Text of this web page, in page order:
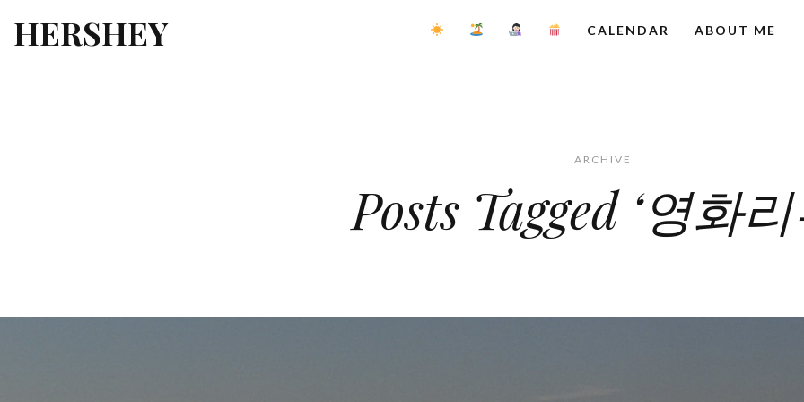
HERSHEY CALENDAR ABOUT ME
ARCHIVE
Posts Tagged ‘영화리